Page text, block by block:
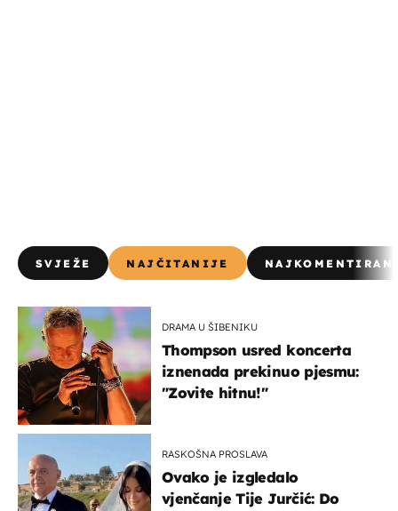
SVJEŽE NAJČITANIJE
DRAMA U ŠIBENIKU
Thompson usred koncerta
iznenada prekinuo pjesmu:
"Zovite hitnu!"
RASKOŠNA PROSLAVA
Ovako je izgledalo
vjenčanje Tije Jurčić: Do